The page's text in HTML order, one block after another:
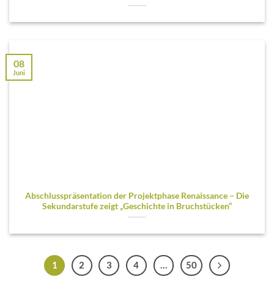
Abschlusspräsentation der Projektphase Renaissance – Die
Sekundarstufe zeigt „Geschichte in Bruchstücken“
08
Juni
1 2 3 4 … 50